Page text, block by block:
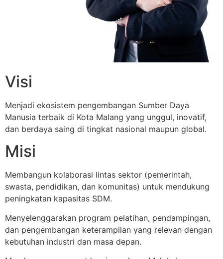
Visi
Menjadi ekosistem pengembangan Sumber Daya
Manusia terbaik di Kota Malang yang unggul, inovatif,
dan berdaya saing di tingkat nasional maupun global.
Misi
Membangun kolaborasi lintas sektor (pemerintah,
swasta, pendidikan, dan komunitas) untuk mendukung
peningkatan kapasitas SDM.
Menyelenggarakan program pelatihan, pendampingan,
dan pengembangan keterampilan yang relevan dengan
kebutuhan industri dan masa depan.